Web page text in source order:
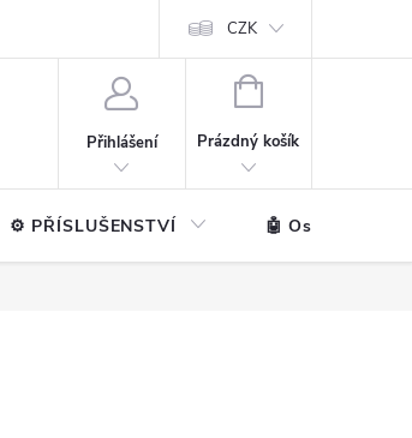
CZK
Přihlášení
NÁKUPNÍ
Prázdný košík
⚙️ PŘÍSLUŠENSTVÍ 🤖 Ostatní